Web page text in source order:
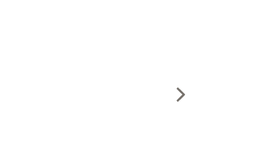
Show next